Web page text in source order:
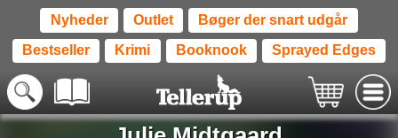
Nyheder Outlet Bøger der snart udgår
Bestseller Krimi Booknook Sprayed Edges